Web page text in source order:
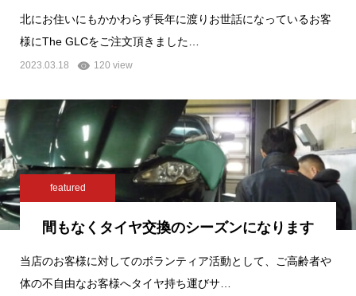
北にお住いにもかかわらず長年に渡りお世話になっているお客
様にThe GLCをご注文頂きました…
2023.03.18 120 view
featured
間もなくタイヤ交換のシーズンになります
当店のお客様に対してのボランティア活動として、ご高齢者や
体の不自由なお客様へタイヤ持ち運びサ…